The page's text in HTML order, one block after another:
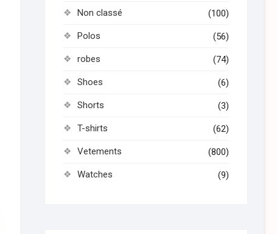
Non classé (100)
Polos (56)
robes (74)
Shoes (6)
Shorts (3)
T-shirts (62)
Vetements (800)
Watches (9)